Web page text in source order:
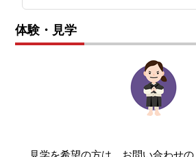
体験・見学